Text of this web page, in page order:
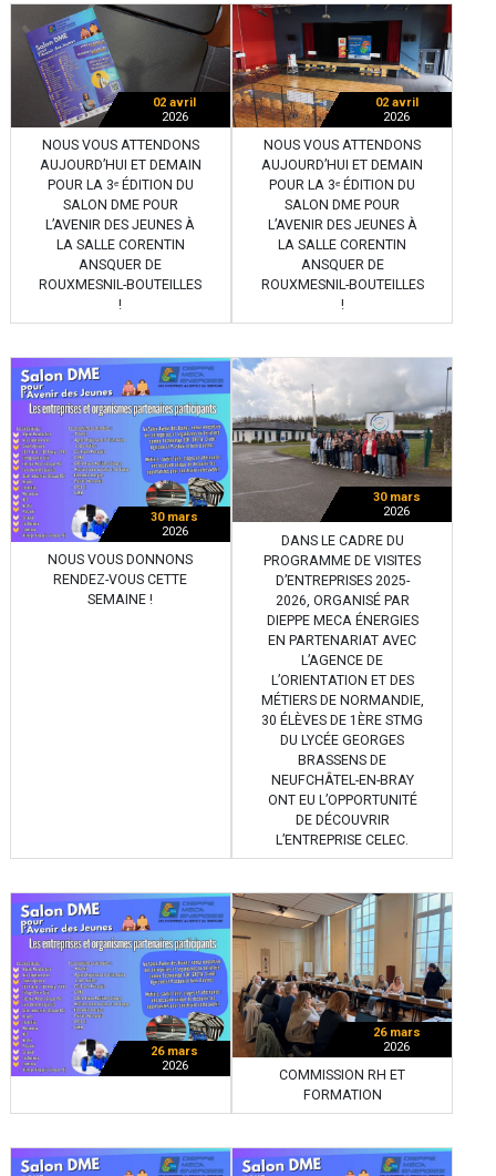
02 avril
2026
NOUS VOUS ATTENDONS
AUJOURD’HUI ET DEMAIN
POUR LA 3ᵉ ÉDITION DU
SALON DME POUR
L’AVENIR DES JEUNES À
LA SALLE CORENTIN
ANSQUER DE
ROUXMESNIL-BOUTEILLES
!
02 avril
2026
NOUS VOUS ATTENDONS
AUJOURD’HUI ET DEMAIN
POUR LA 3ᵉ ÉDITION DU
SALON DME POUR
L’AVENIR DES JEUNES À
LA SALLE CORENTIN
ANSQUER DE
ROUXMESNIL-BOUTEILLES
!
30 mars
2026
NOUS VOUS DONNONS
RENDEZ-VOUS CETTE
SEMAINE !
30 mars
2026
DANS LE CADRE DU
PROGRAMME DE VISITES
D’ENTREPRISES 2025-
2026, ORGANISÉ PAR
DIEPPE MECA ÉNERGIES
EN PARTENARIAT AVEC
L’AGENCE DE
L’ORIENTATION ET DES
MÉTIERS DE NORMANDIE,
30 ÉLÈVES DE 1ÈRE STMG
DU LYCÉE GEORGES
BRASSENS DE
NEUFCHÂTEL-EN-BRAY
ONT EU L’OPPORTUNITÉ
DE DÉCOUVRIR
L’ENTREPRISE CELEC.
26 mars
2026
26 mars
2026
COMMISSION RH ET
FORMATION